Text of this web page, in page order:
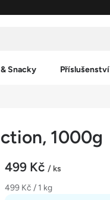
Snacky Příslušenství
1000g
499 Kč/ ks
Měrná
499 Kč / 1 kg